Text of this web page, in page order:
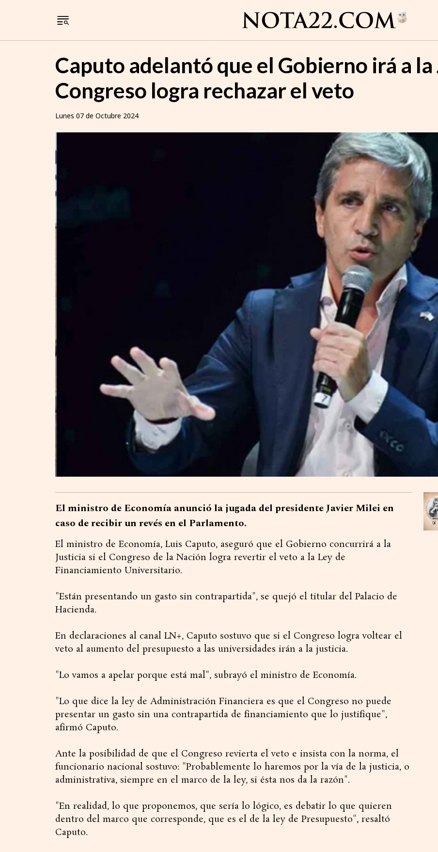
Caputo adelantó que el Gobierno irá a la
Congreso logra rechazar el veto
Lunes 07 de Octubre 2024
El ministro de Economía anunció la jugada del presidente Javier Milei en
caso de recibir un revés en el Parlamento.
El ministro de Economía, Luis Caputo, aseguró que el Gobierno concurrirá a la
Justicia si el Congreso de la Nación logra revertir el veto a la Ley de
Financiamiento Universitario.
"Están presentando un gasto sin contrapartida", se quejó el titular del Palacio de
Hacienda.
En declaraciones al canal LN+, Caputo sostuvo que si el Congreso logra voltear el
veto al aumento del presupuesto a las universidades irán a la justicia.
"Lo vamos a apelar porque está mal", subrayó el ministro de Economía.
"Lo que dice la ley de Administración Financiera es que el Congreso no puede
presentar un gasto sin una contrapartida de financiamiento que lo justifique",
afirmó Caputo.
Ante la posibilidad de que el Congreso revierta el veto e insista con la norma, el
funcionario nacional sostuvo: "Probablemente lo haremos por la vía de la justicia, o
administrativa, siempre en el marco de la ley, si ésta nos da la razón".
"En realidad, lo que proponemos, que sería lo lógico, es debatir lo que quieren
dentro del marco que corresponde, que es el de la ley de Presupuesto", resaltó
Caputo.